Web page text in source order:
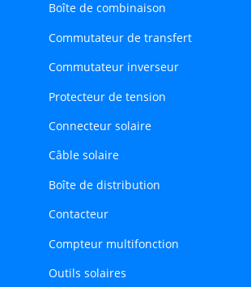
Boîte de combinaison
Commutateur de transfert
Commutateur inverseur
Protecteur de tension
Connecteur solaire
Câble solaire
Boîte de distribution
Contacteur
Compteur multifonction
Outils solaires